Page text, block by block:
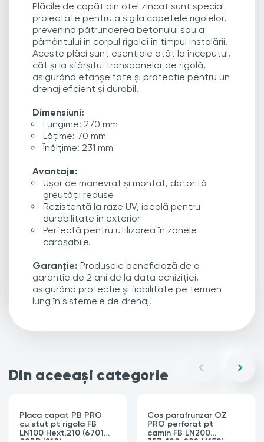
Plăcile de capăt din oțel zincat sunt special
proiectate pentru a sigila capetele rigolelor,
prevenind pătrunderea betonului sau a
pământului în corpul rigolei în timpul instalării.
Aceste plăci sunt esențiale atât la începutul,
cât și la sfârșitul tronsoanelor de rigolă,
asigurând etanșeitate și protecție pentru un
drenaj eficient și durabil.
Dimensiuni:
Lungime: 270 mm
Lățime: 70 mm
Înălțime: 231 mm
Avantaje:
Ușor de manevrat și montat, datorită
greutății reduse
Rezistență la raze UV, ideală pentru
durabilitate în exterior
Perfectă pentru utilizarea în zonele
carosabile.
Garanție: Produsele beneficiază de o
garanție de 2 ani de la data achiziției,
asigurând protecție și fiabilitate pe termen
lung în sistemele de drenaj.
Din aceeași categorie
Placa capat PB PRO
cu stut pt rigola FB
LN100 Hext.210 (6701-
Cos parafrunzar OZ
PRO perforat pt
camin FB LN200